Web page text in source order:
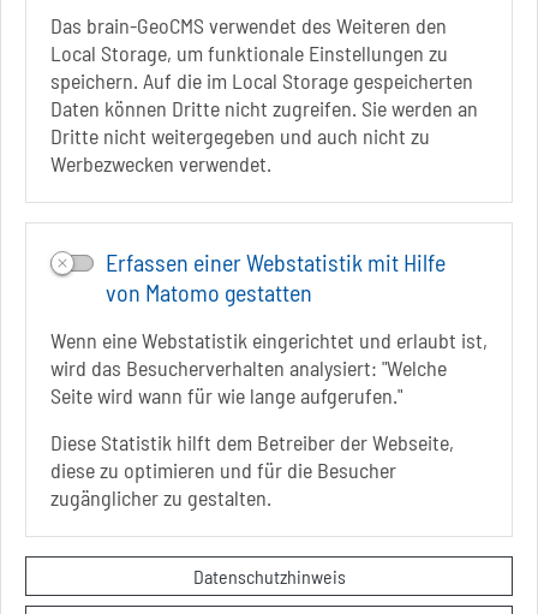
Das brain-GeoCMS verwendet des Weiteren den
Local Storage, um funktionale Einstellungen zu
speichern. Auf die im Local Storage gespeicherten
Daten können Dritte nicht zugreifen. Sie werden an
Dritte nicht weitergegeben und auch nicht zu
Werbezwecken verwendet.
Erfassen einer Webstatistik mit Hilfe
von Matomo gestatten
Wenn eine Webstatistik eingerichtet und erlaubt ist,
wird das Besucherverhalten analysiert: "Welche
Seite wird wann für wie lange aufgerufen."
Diese Statistik hilft dem Betreiber der Webseite,
diese zu optimieren und für die Besucher
zugänglicher zu gestalten.
Datenschutzhinweis
FACEBOOK
INSTAGRAM
info[at]solepark.de
www.visitschoenebeck.de
Infos zur Barrierefreiheit
Sie befinden sich hier Startseite
informiert
Veranstaltungen
Datenschutzerklärung